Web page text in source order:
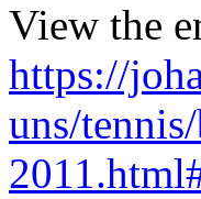
View the
https://
uns/